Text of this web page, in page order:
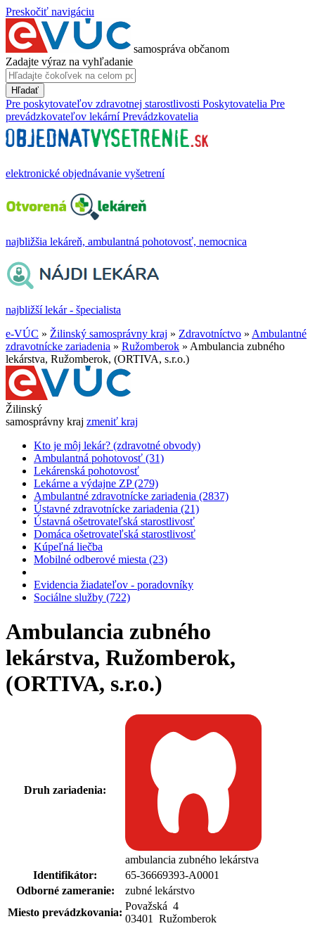
Preskočiť navigáciu
samospráva občanom
Zadajte výraz na vyhľadanie
Hľadať
Pre poskytovateľov zdravotnej starostlivosti Poskytovatelia Pre
prevádzkovateľov lekární Prevádzkovatelia
elektronické objednávanie vyšetrení
najbližšia lekáreň, ambulantná pohotovosť, nemocnica
najbližší lekár - špecialista
e-VÚC » Žilinský samosprávny kraj » Zdravotníctvo » Ambulantné
zdravotnícke zariadenia » Ružomberok » Ambulancia zubného
lekárstva, Ružomberok, (ORTIVA, s.r.o.)
Žilinský
samosprávny kraj zmeniť kraj
Kto je môj lekár? (zdravotné obvody)
Ambulantná pohotovosť (31)
Lekárenská pohotovosť
Lekárne a výdajne ZP (279)
Ambulantné zdravotnícke zariadenia (2837)
Ústavné zdravotnícke zariadenia (21)
Ústavná ošetrovateľská starostlivosť
Domáca ošetrovateľská starostlivosť
Kúpeľná liečba
Mobilné odberové miesta (23)
Evidencia žiadateľov - poradovníky
Sociálne služby (722)
Ambulancia zubného
lekárstva, Ružomberok,
(ORTIVA, s.r.o.)
Druh zariadenia:
ambulancia zubného lekárstva
Identifikátor:
65-36669393-A0001
Odborné zameranie:
zubné lekárstvo
Miesto prevádzkovania:
Považská 4
03401 Ružomberok